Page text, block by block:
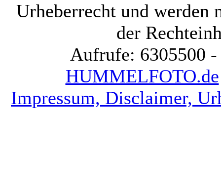
Urheberrecht und werden
der
Aufrufe: 6305500
HUMMELFOTO.de
Impressum, Disclaimer,